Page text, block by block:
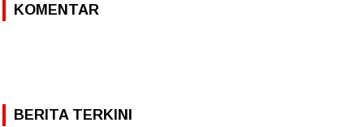
KOMENTAR
BERITA TERKINI